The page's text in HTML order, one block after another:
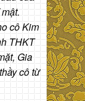
cô Kim
THKT
Gia
cô từ